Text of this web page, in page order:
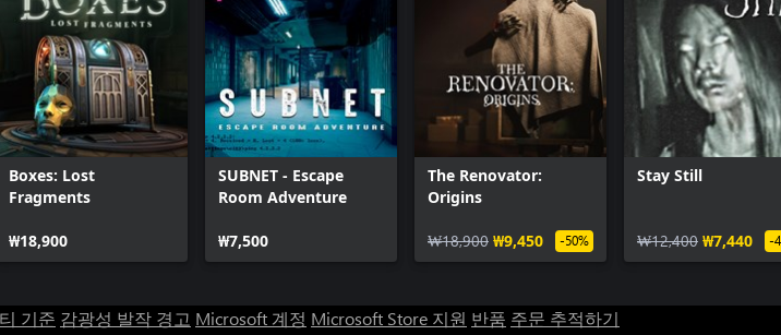
Boxes: Lost
Fragments
₩18,900
SUBNET - Escape
Room Adventure
₩7,500
The Renovator:
Origins
₩18,900 ₩9,450 -50%
Stay Still
₩12,400 ₩7,440 -
기준 감광성 발작 경고 Microsoft 계정 Microsoft Store 지원 반품 주문 추적하기